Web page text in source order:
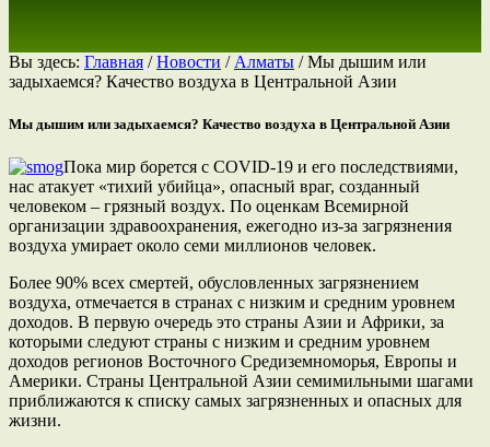
Вы здесь: Главная /Новости / Алматы /Мы дышим или
задыхаемся? Качество воздуха в Центральной Азии
Мы дышим или задыхаемся? Качество воздуха в Центральной Азии
Пока мир борется с COVID-19 и его последствиями,
нас атакует «тихий убийца», опасный враг, созданный
человеком – грязный воздух. По оценкам Всемирной
организации здравоохранения, ежегодно из-за загрязнения
воздуха умирает около семи миллионов человек.
Более 90% всех смертей, обусловленных загрязнением
воздуха, отмечается в странах с низким и средним уровнем
доходов. В первую очередь это страны Азии и Африки, за
которыми следуют страны с низким и средним уровнем
доходов регионов Восточного Средиземноморья, Европы и
Америки. Страны Центральной Азии семимильными шагами
приближаются к списку самых загрязненных и опасных для
жизни.